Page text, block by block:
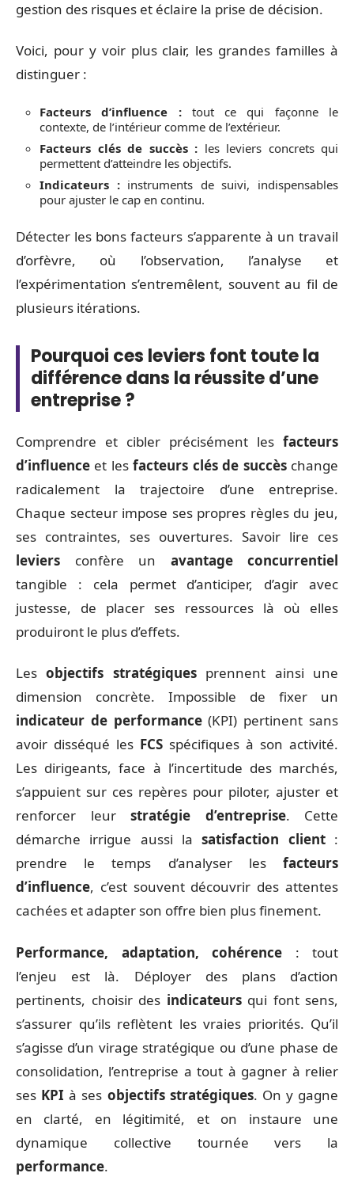
gestion des risques et éclaire la prise de décision.
Voici, pour y voir plus clair, les grandes familles à
distinguer :
Facteurs d’influence :tout ce qui façonne le
contexte, de l’intérieur comme de l’extérieur.
Facteurs clés de succès : les leviers concrets qui
permettent d’atteindre les objectifs.
Indicateurs :instruments de suivi, indispensables
pour ajuster le cap en continu.
Détecter les bons facteurs s’apparente à un travail
d’orfèvre, où l’observation, l’analyse et
l’expérimentation s’entremêlent, souvent au fil de
plusieurs itérations.
Pourquoi ces leviers font toute la
différence dans la réussite d’une
entreprise ?
Comprendre et cibler précisément les facteurs
d’influence et lesfacteurs clés de succèschange
radicalement la trajectoire d’une entreprise.
Chaque secteur impose ses propres règles du jeu,
ses contraintes, ses ouvertures. Savoir lire ces
leviers confère un avantage concurrentiel
tangible : cela permet d’anticiper, d’agir avec
justesse, de placer ses ressources là où elles
produiront le plus d’effets.
Lesobjectifs stratégiquesprennent ainsi une
dimension concrète. Impossible de fixer un
indicateur de performance(KPI) pertinent sans
avoir disséqué les FCS spécifiques à son activité.
Les dirigeants, face à l’incertitude des marchés,
s’appuient sur ces repères pour piloter, ajuster et
renforcer leur stratégie d’entreprise. Cette
démarche irrigue aussi lasatisfaction client:
prendre le temps d’analyser les facteurs
d’influence, c’est souvent découvrir des attentes
cachées et adapter son offre bien plus finement.
Performance, adaptation, cohérence : tout
l’enjeu est là. Déployer des plans d’action
pertinents, choisir des indicateursqui font sens,
s’assurer qu’ils reflètent les vraies priorités. Qu’il
s’agisse d’un virage stratégique ou d’une phase de
consolidation, l’entreprise a tout à gagner à relier
ses KPI à ses objectifs stratégiques. On y gagne
en clarté, en légitimité, et on instaure une
dynamique collective tournée vers la
performance.